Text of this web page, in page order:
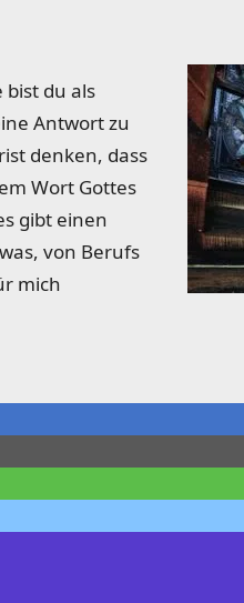
bist du als
Antwort zu
denken, dass
Wort Gottes
gibt einen
von Berufs
mich